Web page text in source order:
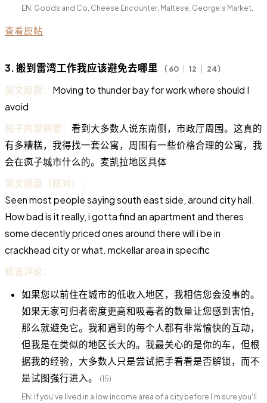
EN: Goods and Co, Cheese Encounter, Maltese, George’s Market,
查看原帖
3. 搬到雷湾工作我应该避免去哪里 （ 60 ｜ 12 ｜ 24）
英文原题： Moving to thunder bay for work where should I
avoid
帖子内容摘要： 看到大多数人说东南侧，市政厅周围。这真的
有多糟糕，我得找一套公寓，周围有一些价格合理的公寓，我
会在疯子城市什么的。麦凯拉地区具体
英文摘录（核对）：
Seen most people saying south east side, around city hall.
How bad is it really, i gotta find an apartment and theres
some decently priced ones around there will i be in
crackhead city or what. mckellar area in specific
精选评论：
如果您以前住在城市的低收入地区，我相信您会没事的。
如果无家可归者密度更高和吸毒者的数量让您感到害怕，
那么就避免它。我和遇到的每个人都有非常愉快的互动，
但我是在类似的地区长大的。我最关心的是你的车，但根
据我的经验，大多数人只是尝试把手看看是否解锁，而不
是试图强行进入。
(15)
EN: If you've lived in a low income area of a city before I'm sure you'll